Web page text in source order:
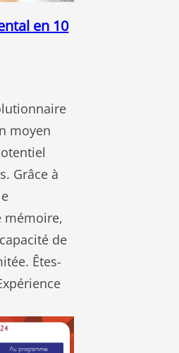
en 10
moyen
Grâce à
mémoire,
de
Êtes-